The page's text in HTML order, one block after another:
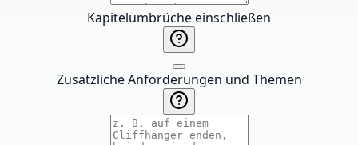
Kapitelumbrüche einschließen
Zusätzliche Anforderungen und Themen